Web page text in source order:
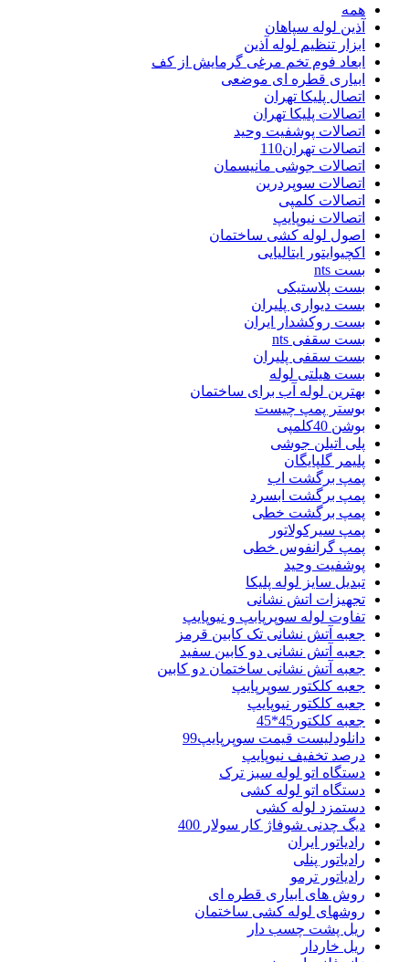
همه
آذین لوله سپاهان
ابزار تنظیم لوله آذین
ابعاد فوم تخم مرغی گرمایش از کف
ابیاری قطره ای موضعی
اتصال پلیکا تهران
اتصالات پلیکا تهران
اتصالات پوشفیت وحید
اتصالات تهران110
اتصالات جوشی مانیسمان
اتصالات سوپردرین
اتصالات کلمپی
اتصالات نیوپایپ
اصول لوله کشی ساختمان
اکچیوایتور ایتالیایی
بست nts
بست پلاستیکی
بست دیواری پلیران
بست روکشدار ایران
بست سقفی nts
بست سقفی پلیران
بست هیلتی لوله
بهترین لوله آب برای ساختمان
بوستر پمپ چیست
بوشن 40کلمپی
پلی اتیلن جوشی
پلیمر گلپایگان
پمپ برگشت اب
پمپ برگشت ابسرد
پمپ برگشت خطی
پمپ سیرکولاتور
پمپ گرانفوس خطی
پوشفیت وحید
تبدیل سایز لوله پلیکا
تجهیزات اتش نشانی
تفاوت لوله سوپرپابپ و نیوپایپ
جعبه آتش نشانی تک کابین قرمز
جعبه آتش نشانی دو کابین سفید
جعبه آتش نشانی ساختمان دو کابین
جعبه کلکتور سوپرپایپ
جعبه کلکتور نیوپایپ
جعبه کلکتور45*45
دانلودلیست قیمت سوپرپایپ99
درصد تخفیف نیوپایپ
دستگاه اتو لوله سبز ترک
دستگاه اتو لوله کشی
دستمزد لوله کشی
دیگ چدنی شوفاژ کار سولار 400
رادیاتور ایران
رادیاتور پنلی
رادیاتور ترمو
روش های ابیاری قطره ای
روشهای لوله کشی ساختمان
ریل پشت چسب دار
ریل خاردار